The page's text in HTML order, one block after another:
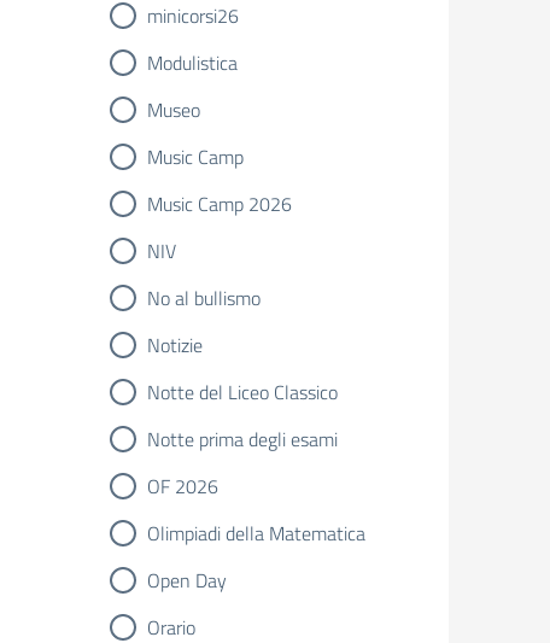
minicorsi26
Modulistica
Museo
Music Camp
Music Camp 2026
NIV
No al bullismo
Notizie
Notte del Liceo Classico
Notte prima degli esami
OF 2026
Olimpiadi della Matematica
Open Day
Orario